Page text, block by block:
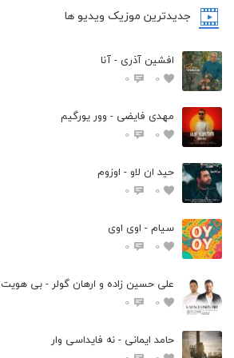
جدیدترین موزیک ویدیو ها
افشین آذری - آنا
0
0
مهدی فایضی - وور یورگیم
0
0
حید ان لاو - اوزوم
0
0
سیام - اوی اوی
0
0
علی حسین زاده و ارهان گولر - بی هویت
0
0
حامد ایمانی - نه فایداسی وار